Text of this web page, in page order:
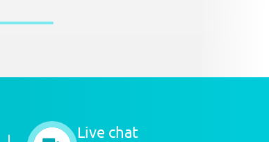
Live chat